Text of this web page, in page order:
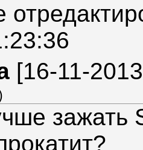
[16-11-
зажать